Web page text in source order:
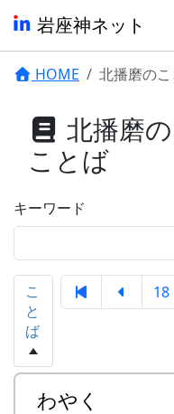
岩座神ネット
HOME 北播磨の
北播磨
ことば
キーワード
こ
と
ば
18
わやく